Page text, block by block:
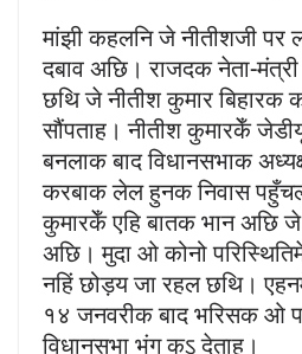
मांझी कहलनि जे नीतीशजी पर
दबाव अछि। राजदक नेता-
छथि जे नीतीश कुमार बिहारक
सौंपताह। नीतीश कुमारकेँ
बनलाक बाद विधानसभाक
करबाक लेल हुनक निवास
कुमारकेँ एहि बातक भान अछि
अछि। मुदा ओ कोनो
नहिं छोड़य जा रहल छथि।
१४ जनवरीक बाद भरिसक ओ
विधानसभा भंग कऽ देताह।